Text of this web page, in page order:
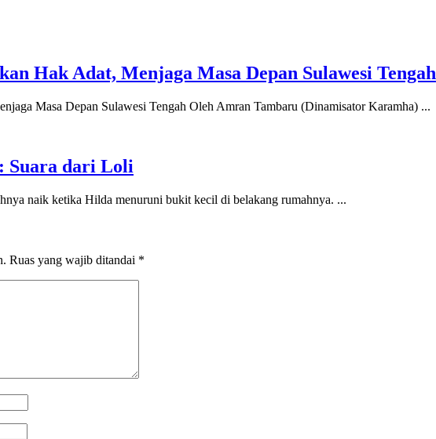
Hak Adat, Menjaga Masa Depan Sulawesi Tengah
Masa Depan Sulawesi Tengah Oleh Amran Tambaru (Dinamisator Karamha) ...
Suara dari Loli
naik ketika Hilda menuruni bukit kecil di belakang rumahnya. ...
Ruas yang wajib ditandai *